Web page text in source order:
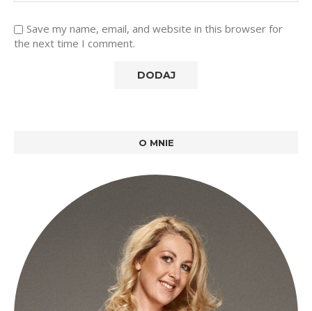
Save my name, email, and website in this browser for
the next time I comment.
O MNIE